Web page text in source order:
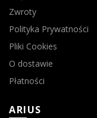
Zwroty
Polityka Prywatności
Pliki Cookies
O dostawie
Płatności
ARIUS